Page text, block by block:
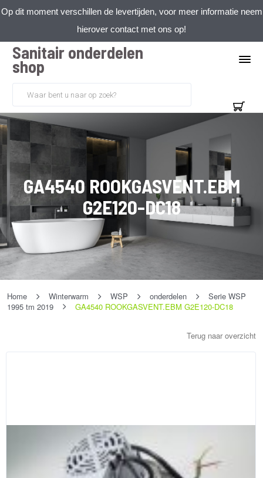
Op dit moment verschillen de levertijden, voor meer informatie neem
hierover contact met ons op!
Sanitair onderdelen
shop
GA4540 ROOKGASVENT.EBM
G2E120-DC18
Home Winterwarm WSP onderdelen
Serie WSP
1995 tm 2019
GA4540 ROOKGASVENT.EBM G2E120-DC18
Terug naar overzicht